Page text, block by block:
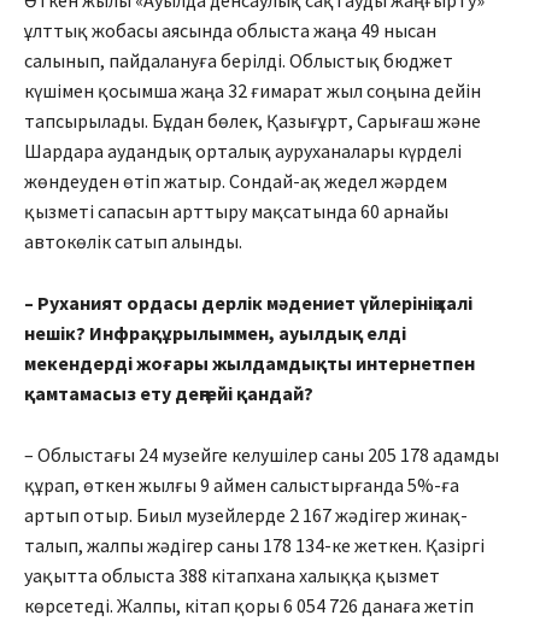
ұлттық жобасы аясында облыста жаңа 49 нысан
салынып, пайда­лануға берілді. Облыстық бюджет
күшімен қосымша жаңа 32 ғимарат жыл соңына дейін
тапсырылады. Бұдан бөлек, Қазығұрт, Сарығаш және
Шардара аудандық орталық ауруханалары күрделі
жөндеуден өтіп жатыр. Сондай-ақ жедел жәрдем
қызметі сапасын арттыру мақсатында 60 арнайы
автокөлік сатып алынды.
– Руханият ордасы дерлік мәдениет үйлерінің халі
нешік? Инфрақұрылыммен, ауылдық елді
мекендерді жоға­ры жылдамдықты интернетпен
қамтамасыз ету деңгейі қандай?
– Облыстағы 24 музейге келу­ші­лер саны 205 178 адамды
құрап, өткен жылғы 9 аймен салыс­тыр­ғанда 5%-ға
артып отыр. Биыл музейлерде 2 167 жәдігер жинақ­
талып, жалпы жәдігер саны 178 134-ке жеткен. Қазіргі
уақытта облыста 388 кітапхана халыққа қызмет
көрсетеді. Жалпы, кітап қоры 6 054 726 данаға жетіп